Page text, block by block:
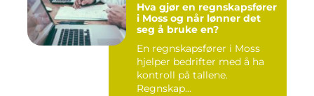
Hva gjør en regnskapsfører
i Moss og når lønner det
seg å bruke en?
En regnskapsfører i Moss
hjelper bedrifter med å ha
kontroll på tallene.
Regnskap...